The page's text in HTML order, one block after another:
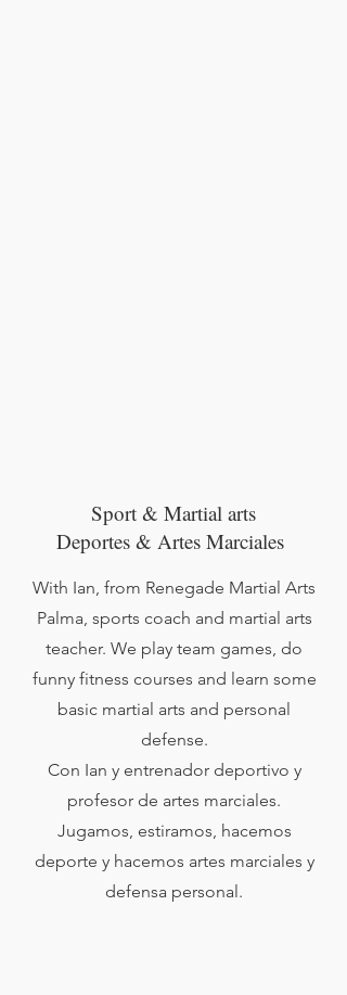
Sport & Martial arts
Deportes & Artes Marciales
With Ian, from Renegade Martial Arts
Palma, sports coach and martial arts
teacher. We play team games, do
funny fitness courses and learn some
basic martial arts and personal
defense.
Con Ian y entrenador deportivo y
profesor de artes marciales.
Jugamos, estiramos, hacemos
deporte y hacemos artes marciales y
defensa personal.